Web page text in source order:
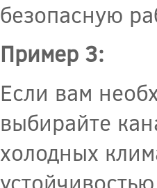
безопасную
Пример 3:
Если вам
выбирайте
холодных